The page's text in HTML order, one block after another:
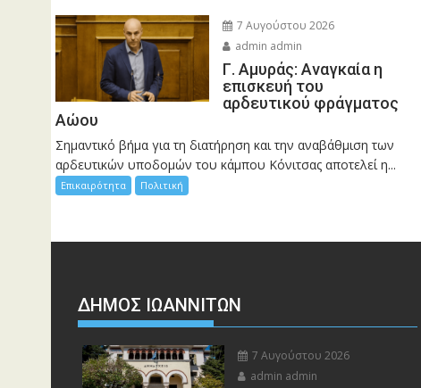
7 Αυγούστου 2026
admin admin
Γ. Αμυράς: Αναγκαία η
επισκευή του
αρδευτικού φράγματος
Αώου
Σημαντικό βήμα για τη διατήρηση και την αναβάθμιση των
αρδευτικών υποδομών του κάμπου Κόνιτσας αποτελεί η...
Επικαιρότητα Πολιτική
ΔΗΜΟΣ ΙΩΑΝΝΙΤΩΝ
7 Αυγούστου 2026
admin admin